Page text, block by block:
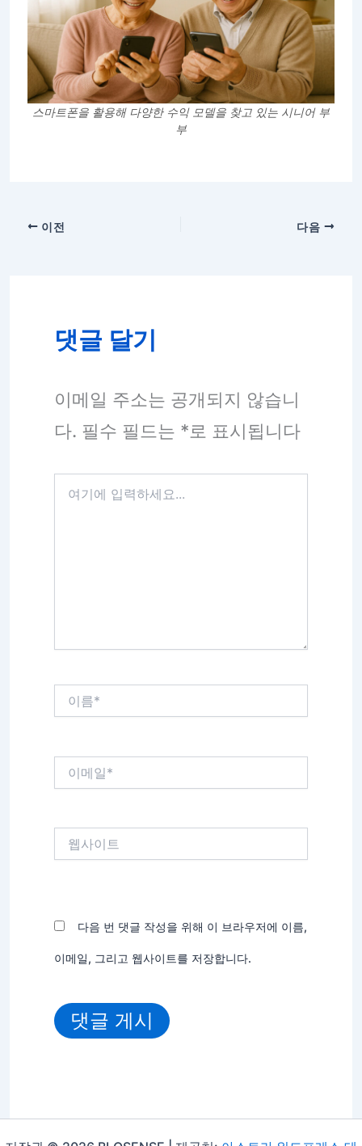
스마트폰을 활용해 다양한 수익 모델을 찾고 있는 시니어 부
부
이전 다음
댓글 달기
이메일 주소는 공개되지 않습니
다. 필수 필드는 *로 표시됩니다
다음 번 댓글 작성을 위해 이 브라우저에 이름,
이메일, 그리고 웹사이트를 저장합니다.